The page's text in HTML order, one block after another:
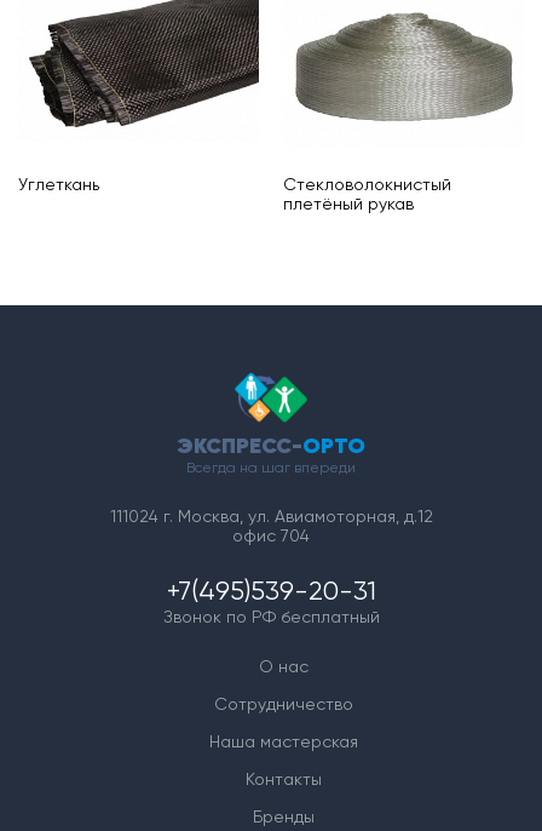
Углеткань
Стекловолокнистый
плетёный рукав
ЭКСПРЕСС-ОРТО
Всегда на шаг впереди
111024 г. Москва, ул. Авиамоторная, д.12
офис 704
+7(495)539-20-31
Звонок по РФ бесплатный
О нас
Сотрудничество
Наша мастерская
Контакты
Бренды